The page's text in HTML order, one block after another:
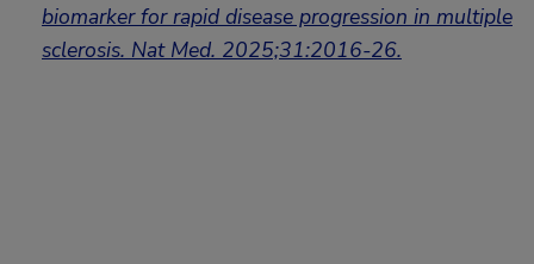
biomarker for rapid disease progression in multiple
sclerosis. Nat Med. 2025;31:2016-26.